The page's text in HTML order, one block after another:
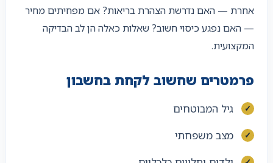
אחרת — האם נדרשת הצהרת בריאות? אם מפחיתים מחיר
— האם נפגע כיסוי חשוב? שאלות כאלה הן לב הבדיקה
המקצועית.
פרמטרים שחשוב לקחת בחשבון
גיל המבוטחים
מצב משפחתי